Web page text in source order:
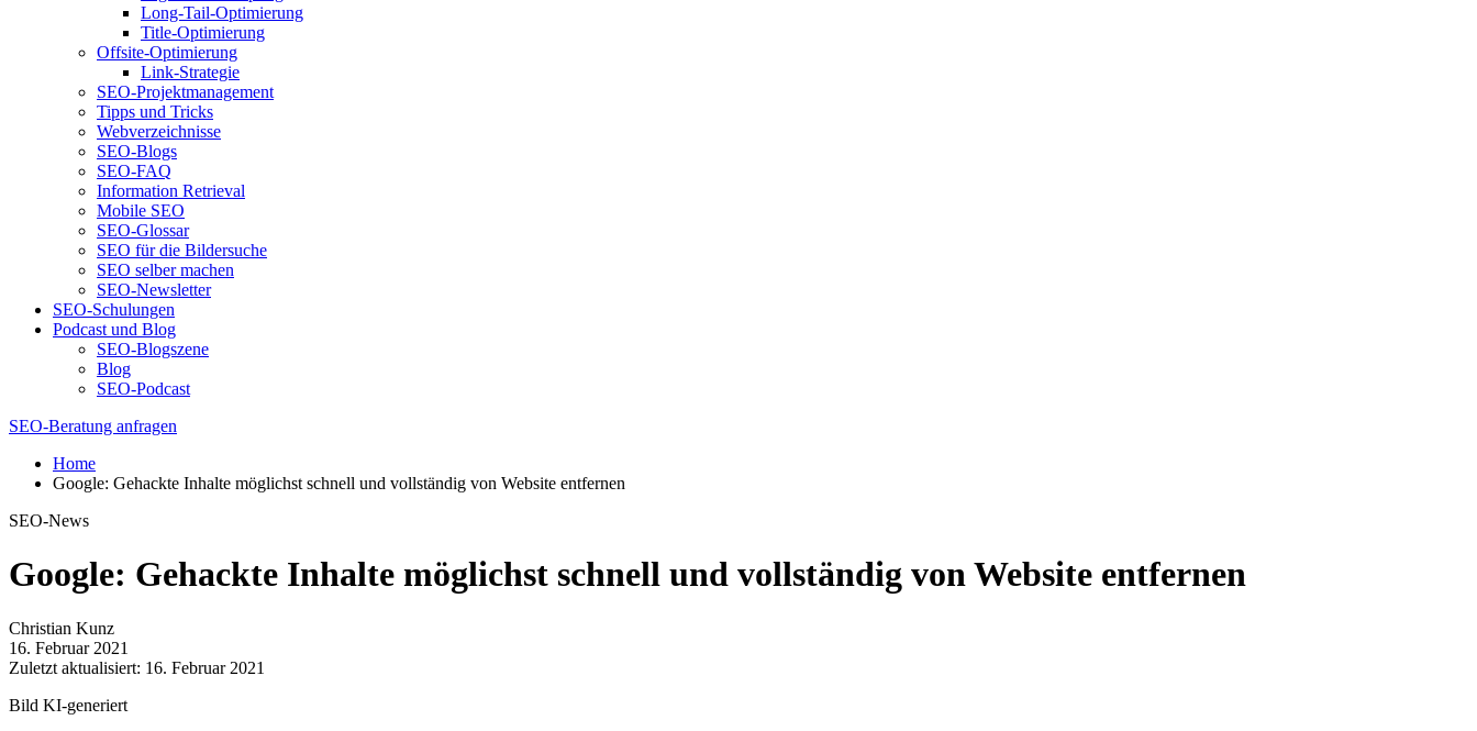
Long-Tail-Optimierung
Title-Optimierung
Offsite-Optimierung
Link-Strategie
SEO-Projektmanagement
Tipps und Tricks
Webverzeichnisse
SEO-Blogs
SEO-FAQ
Information Retrieval
Mobile SEO
SEO-Glossar
SEO für die Bildersuche
SEO selber machen
SEO-Newsletter
SEO-Schulungen
Podcast und Blog
SEO-Blogszene
Blog
SEO-Podcast
SEO-Beratung anfragen
Home
Google: Gehackte Inhalte möglichst schnell und vollständig von Website entfernen
SEO-News
Google: Gehackte Inhalte möglichst schnell und vollständig von Website entfernen
Christian Kunz
16. Februar 2021
Zuletzt aktualisiert: 16. Februar 2021
Bild KI-generiert